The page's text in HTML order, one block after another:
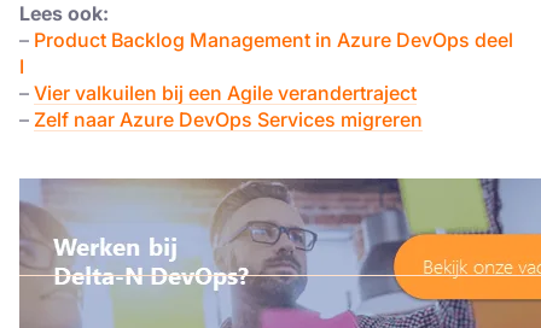
Lees ook:
– Product Backlog Management in Azure DevOps deel
I
– Vier valkuilen bij een Agile verandertraject
– Zelf naar Azure DevOps Services migreren